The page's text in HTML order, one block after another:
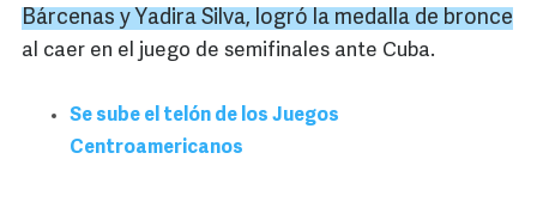
Bárcenas y Yadira Silva, logró la medalla de bronce
al caer en el juego de semifinales ante Cuba.
Se sube el telón de los Juegos
Centroamericanos